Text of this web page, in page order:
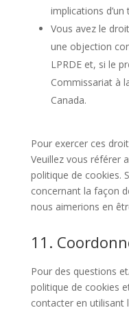
implications d’un
Vous avez le
une objection
LPRDE et, si le
Commissariat à
Canada.
Pour exercer ces
Veuillez vous référer
politique de cookies.
concernant la façon
nous aimerions en
11.
Pour des questions
politique de cookies
contacter en utilisant